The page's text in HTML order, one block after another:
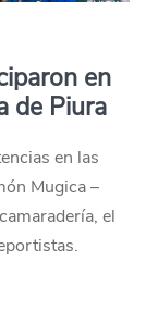
en
de Piura
en las
Mugica –
el